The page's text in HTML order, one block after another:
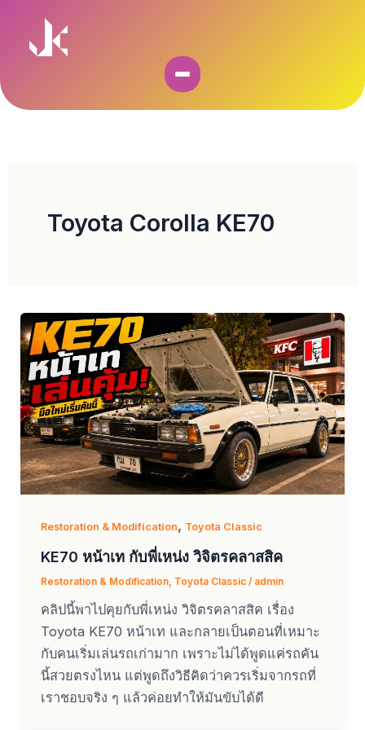
content
Toyota Corolla KE70
Restoration & Modification, Toyota Classic
KE70 หน้าเท กับพี่เหน่ง วิจิตรคลาสสิค
Restoration & Modification, Toyota Classic/ admin
คลิปนี้พาไปคุยกับพี่เหน่ง วิจิตรคลาสสิค เรื่อง
Toyota KE70 หน้าเท และกลายเป็นตอนที่เหมาะ
กับคนเริ่มเล่นรถเก่ามาก เพราะไม่ได้พูดแค่รถคัน
นี้สวยตรงไหน แต่พูดถึงวิธีคิดว่าควรเริ่มจากรถที่
เราชอบจริง ๆ แล้วค่อยทำให้มันขับได้ดี